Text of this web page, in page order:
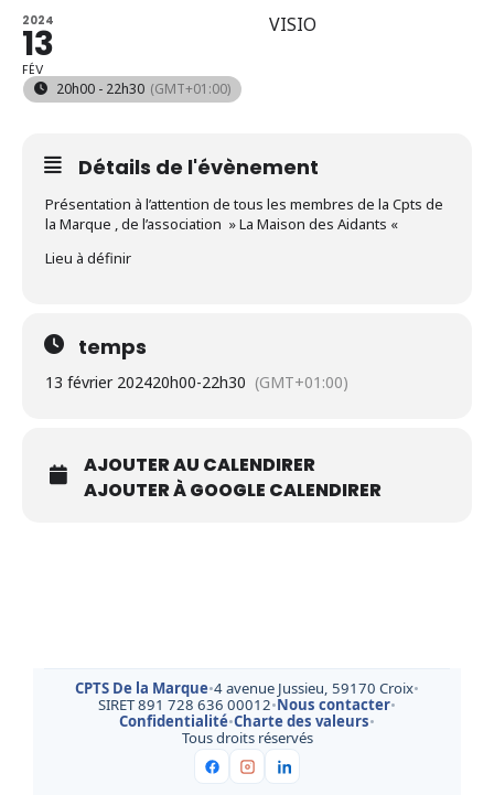
2024
13
FÉV
20h00 - 22h30 (GMT+01:00)
VISIO
Détails de l'évènement
Présentation à l’attention de tous les membres de la Cpts de
la Marque , de l’association » La Maison des Aidants «
Lieu à définir
temps
13 février 202420h00-22h30 (GMT+01:00)
AJOUTER AU CALENDIRER
AJOUTER À GOOGLE CALENDIRER
CPTS De la Marque•4 avenue Jussieu, 59170 Croix•
SIRET 891 728 636 00012•Nous contacter•
Confidentialité•Charte des valeurs•
Tous droits réservés